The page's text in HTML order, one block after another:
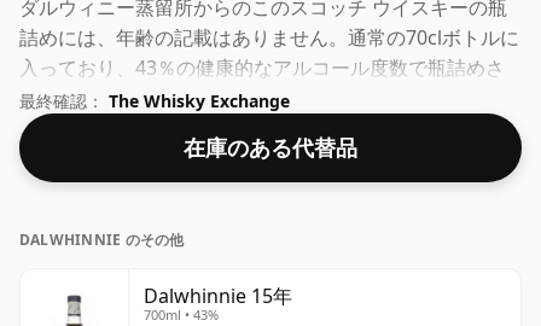
ダルウィニー蒸留所からのこのスコッチ ウイスキーの瓶
詰めには、年齢の記載はありません。通常の70clボトルに
入っており、43％の健康的なアルコール度数で瓶詰めさ
れています。
最終確認： The Whisky Exchange
在庫のある代替品
DALWHINNIE のその他
Dalwhinnie 15年
700ml • 43%